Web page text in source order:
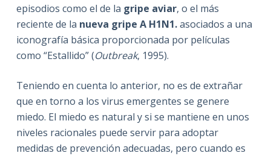
episodios como el de la gripe aviar, o el más
reciente de la nueva gripe A H1N1.asociados a una
iconografía básica proporcionada por películas
como “Estallido” (Outbreak, 1995).
Teniendo en cuenta lo anterior, no es de extrañar
que en torno a los virus emergentes se genere
miedo. El miedo es natural y si se mantiene en unos
niveles racionales puede servir para adoptar
medidas de prevención adecuadas, pero cuando es